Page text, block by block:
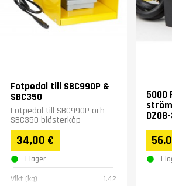
Fotpedal till SBC990P &
SBC350
Fotpedal till SBC990P och
SBC350 blästerkåp
34,00 €
I lager
Vikt (kg)
1.42
5000
I